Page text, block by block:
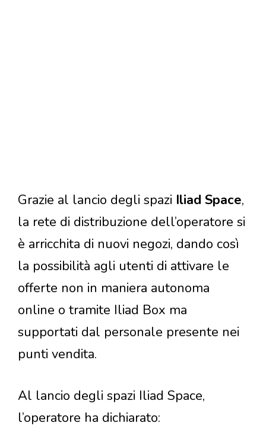
Grazie al lancio degli spazi Iliad Space,
la rete di distribuzione dell’operatore si
è arricchita di nuovi negozi, dando così
la possibilità agli utenti di attivare le
offerte non in maniera autonoma
online o tramite Iliad Box ma
supportati dal personale presente nei
punti vendita.
Al lancio degli spazi Iliad Space,
l’operatore ha dichiarato: